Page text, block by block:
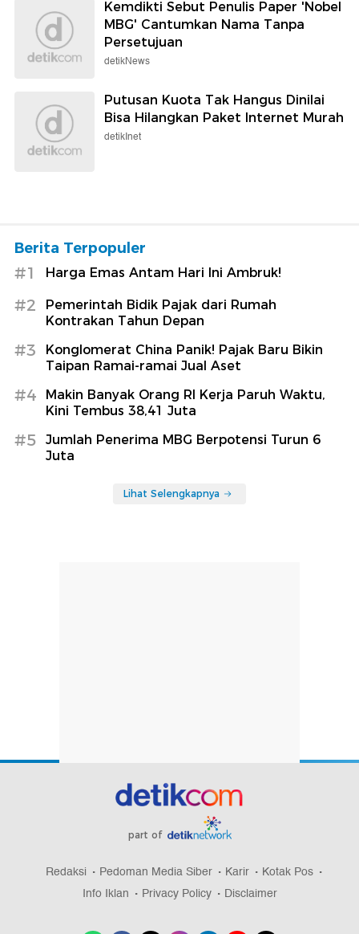
Kemdikti Sebut Penulis Paper 'Nobel
MBG' Cantumkan Nama Tanpa
Persetujuan
detikNews
Putusan Kuota Tak Hangus Dinilai
Bisa Hilangkan Paket Internet Murah
detikInet
Berita Terpopuler
#1 Harga Emas Antam Hari Ini Ambruk!
#2
Pemerintah Bidik Pajak dari Rumah
Kontrakan Tahun Depan
#3
Konglomerat China Panik! Pajak Baru Bikin
Taipan Ramai-ramai Jual Aset
#4
Makin Banyak Orang RI Kerja Paruh Waktu,
Kini Tembus 38,41 Juta
#5
Jumlah Penerima MBG Berpotensi Turun 6
Juta
Lihat Selengkapnya
part of
Redaksi Pedoman Media Siber Karir
Kotak Pos
Info Iklan
Privacy Policy Disclaimer